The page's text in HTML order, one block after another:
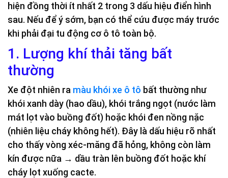
hiện đồng thời ít nhất 2 trong 3 dấu hiệu điển hình
sau. Nếu để ý sớm, bạn có thể cứu được máy trước
khi phải đại tu động cơ ô tô toàn bộ.
1. Lượng khí thải tăng bất
thường
Xe đột nhiên ra màu khói xe ô tô bất thường như
khói xanh dày (hao dầu), khói trắng ngọt (nước làm
mát lọt vào buồng đốt) hoặc khói đen nồng nặc
(nhiên liệu cháy không hết). Đây là dấu hiệu rõ nhất
cho thấy vòng xéc-măng đã hỏng, không còn làm
kín được nữa → dầu tràn lên buồng đốt hoặc khí
cháy lọt xuống cacte.